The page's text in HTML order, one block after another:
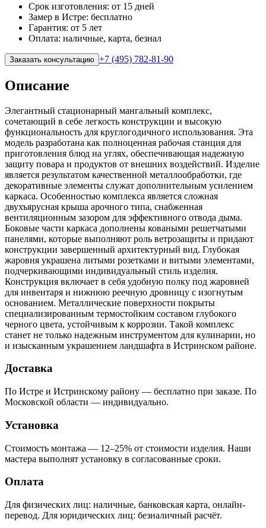
Срок изготовления: от 15 дней
Замер в Истре: бесплатно
Гарантия: от 5 лет
Оплата: наличные, карта, безнал
Заказать консультацию +7 (495) 782-81-90
Описание
Элегантный стационарный мангальный комплекс,
сочетающий в себе легкость конструкции и высокую
функциональность для круглогодичного использования. Эта
модель разработана как полноценная рабочая станция для
приготовления блюд на углях, обеспечивающая надежную
защиту повара и продуктов от внешних воздействий. Изделие
является результатом качественной металлообработки, где
декоративные элементы служат дополнительным усилением
каркаса. Особенностью комплекса является сложная
двухъярусная крыша арочного типа, снабженная
вентиляционным зазором для эффективного отвода дыма.
Боковые части каркаса дополнены коваными решетчатыми
панелями, которые выполняют роль ветрозащиты и придают
конструкции завершенный архитектурный вид. Глубокая
жаровня украшена литыми розетками и витыми элементами,
подчеркивающими индивидуальный стиль изделия.
Конструкция включает в себя удобную полку под жаровней
для инвентаря и нижнюю реечную дровницу с изогнутым
основанием. Металлические поверхности покрыты
специализированным термостойким составом глубокого
черного цвета, устойчивым к коррозии. Такой комплекс
станет не только надежным инструментом для кулинарии, но
и изысканным украшением ландшафта в Истринском районе.
Доставка
По Истре и Истринскому району — бесплатно при заказе. По
Московской области — индивидуально.
Установка
Стоимость монтажа — 12–25% от стоимости изделия. Наши
мастера выполнят установку в согласованные сроки.
Оплата
Для физических лиц: наличные, банковская карта, онлайн-
перевод. Для юридических лиц: безналичный расчёт.